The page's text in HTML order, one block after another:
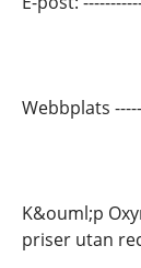
Webbplats
K&ouml;p
priser utan